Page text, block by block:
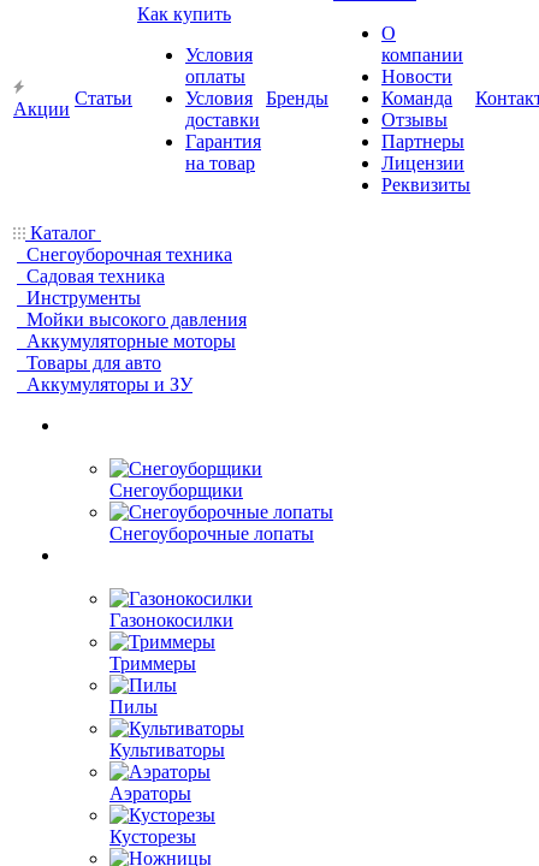
Акции
Статьи
Как купить
Условия
оплаты
Условия
доставки
Гарантия
на товар
Бренды
О
компании
Новости
Команда
Отзывы
Партнеры
Лицензии
Реквизиты
Каталог
Снегоуборочная техника
Садовая техника
Инструменты
Мойки высокого давления
Аккумуляторные моторы
Товары для авто
Аккумуляторы и ЗУ
Снегоуборщики
Снегоуборочные лопаты
Газонокосилки
Триммеры
Пилы
Культиваторы
Аэраторы
Кусторезы